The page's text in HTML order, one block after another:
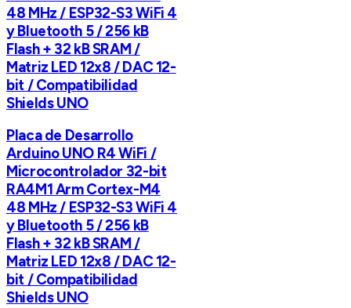
48 MHz / ESP32-S3 WiFi 4
y Bluetooth 5 / 256 kB
Flash + 32 kB SRAM /
Matriz LED 12x8 / DAC 12-
bit / Compatibilidad
Shields UNO
Placa de Desarrollo
Arduino UNO R4 WiFi /
Microcontrolador 32-bit
RA4M1 Arm Cortex-M4
48 MHz / ESP32-S3 WiFi 4
y Bluetooth 5 / 256 kB
Flash + 32 kB SRAM /
Matriz LED 12x8 / DAC 12-
bit / Compatibilidad
Shields UNO